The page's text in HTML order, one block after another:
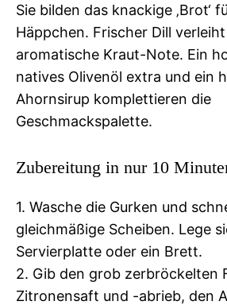
Sie bilden das knackige ‚Brot‘
Häppchen. Frischer Dill
aromatische Kraut-Note. Ein
natives Olivenöl extra und ein
Ahornsirup komplettieren die
Geschmackspalette.
Zubereitung in nur 10
1. Wasche die Gurken und
gleichmäßige Scheiben. Lege
Servierplatte oder ein Brett.
2. Gib den grob zerbröckelten
Zitronensaft und -abrieb, den